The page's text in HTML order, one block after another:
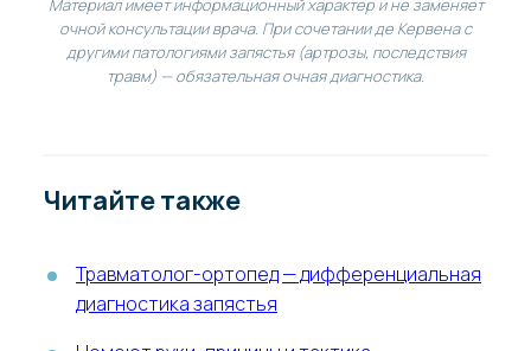
Материал имеет информационный характер и не заменяет
очной консультации врача. При сочетании де Кервена с
другими патологиями запястья (артрозы, последствия
травм) — обязательная очная диагностика.
Читайте также
Травматолог-ортопед — дифференциальная
диагностика запястья